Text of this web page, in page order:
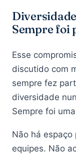
Sempre foi
Esse
discutido com
sempre fez
diversidade
Sempre foi
Não há espaço
equipes. Não